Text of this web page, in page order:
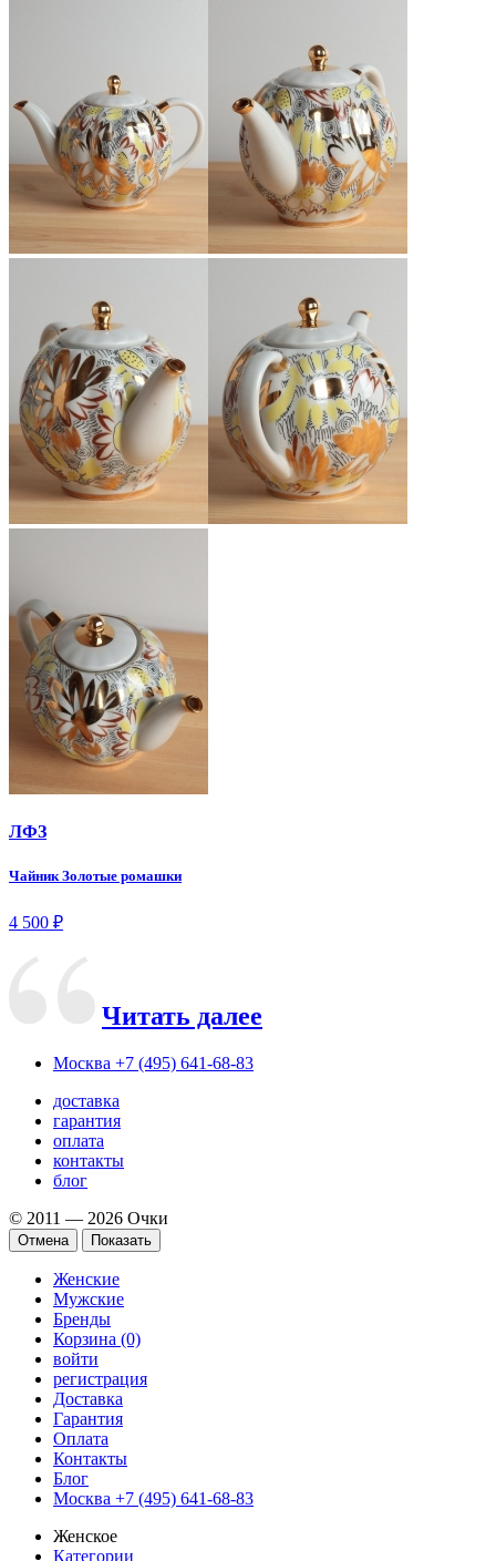
ЛФЗ
Чайник Золотые ромашки
4 500 ₽
Читать далее
Москва +7 (495) 641-68-83
доставка
гарантия
оплата
контакты
блог
© 2011 — 2026 Очки
Отмена Показать
Женские
Мужские
Бренды
Корзина (0)
войти
регистрация
Доставка
Гарантия
Оплата
Контакты
Блог
Москва +7 (495) 641-68-83
Женское
Категории